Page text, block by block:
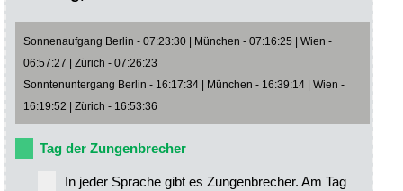
Sonnenaufgang Berlin - 07:23:30 | München - 07:16:25 | Wien -
06:57:27 | Zürich - 07:26:23
Sonntenuntergang Berlin - 16:17:34 | München - 16:39:14 | Wien -
16:19:52 | Zürich - 16:53:36
Tag der Zungenbrecher
In jeder Sprache gibt es Zungenbrecher. Am Tag